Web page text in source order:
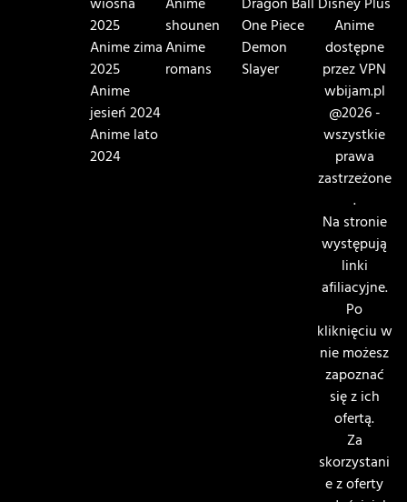
wiosna
2025
Anime zima
2025
Anime
jesień 2024
Anime lato
2024
Anime
shounen
Anime
romans
Dragon Ball
One Piece
Demon
Slayer
Disney Plus
Anime
dostępne
przez VPN
wbijam.pl
@2026 -
wszystkie
prawa
zastrzeżone
.
Na stronie
występują
linki
afiliacyjne.
Po
kliknięciu w
nie możesz
zapoznać
się z ich
ofertą.
Za
skorzystani
e z oferty